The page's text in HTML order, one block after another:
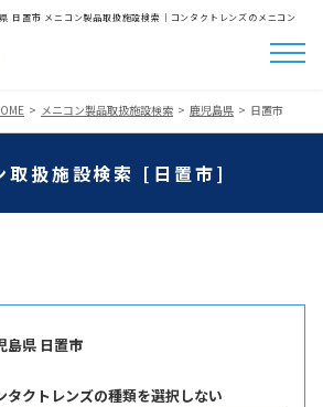
日置市 メニコン製品取扱施設検索│コンタクトレンズのメニコン
メニコン製品取扱施設検索 鹿児島県 日置市
取扱施設検索 [日置市]
島県 日置市
タクトレンズの種類を選択しない